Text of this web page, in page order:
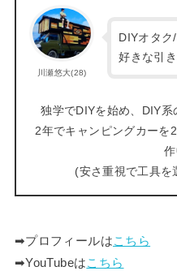
川瀬悠大(28)
DIYオタ
好きな引
独学でDIYを始め、DIY系
2年でキャンピングカーを
作
(安さ重視で工具を
➡︎プロフィールはこちら
➡︎YouTubeはこちら